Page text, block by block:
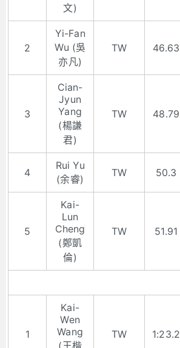
文)
2
Yi-Fan
Wu (吳
亦凡)
TW 46.63
3
Cian-
Jyun
Yang
(楊謙
君)
TW 48.79
4
Rui Yu
(余睿)
TW 50.3
5
Kai-
Lun
Cheng
(鄭凱
倫)
TW 51.91
1
Kai-
Wen
Wang
(王楷
TW 1:23.2